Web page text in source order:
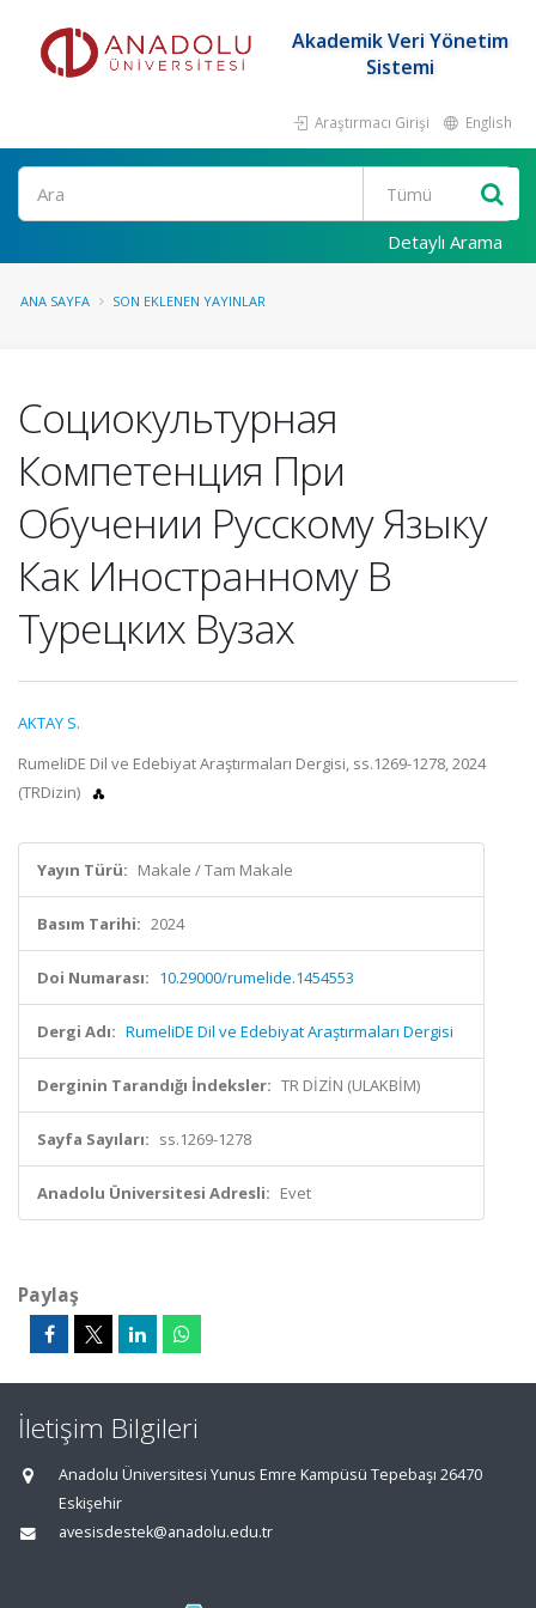
Akademik Veri Yönetim
Sistemi
Araştırmacı Girişi English
Ara
Detaylı Arama
ANA SAYFA SON EKLENEN YAYINLAR
Социокультурная
Компетенция При
Обучении Русскому Языку
Как Иностранному В
Турецких Вузах
AKTAY S.
RumeliDE Dil ve Edebiyat Araştırmaları Dergisi, ss.1269-1278, 2024
(TRDizin)
Yayın Türü: Makale / Tam Makale
Basım Tarihi: 2024
Doi Numarası: 10.29000/rumelide.1454553
Dergi Adı: RumeliDE Dil ve Edebiyat Araştırmaları Dergisi
Derginin Tarandığı İndeksler: TR DİZİN (ULAKBİM)
Sayfa Sayıları: ss.1269-1278
Anadolu Üniversitesi Adresli: Evet
Paylaş
İletişim Bilgileri
Anadolu Üniversitesi Yunus Emre Kampüsü Tepebaşı 26470
Eskişehir
avesisdestek@anadolu.edu.tr